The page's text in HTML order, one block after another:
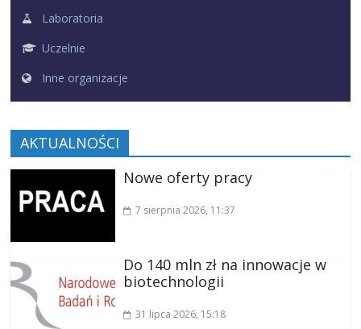
Laboratoria
Uczelnie
Inne organizacje
AKTUALNOŚCI
Nowe oferty pracy
7 sierpnia 2026, 11:37
Do 140 mln zł na innowacje w
biotechnologii
31 lipca 2026, 15:18